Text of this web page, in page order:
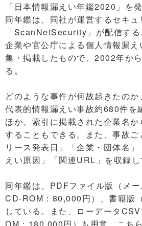
「日本情報漏えい年鑑2020」を
同年鑑は、同社が運営するセキ
「ScanNetSecurity」が配信する
企業や官公庁による個人情報漏
集・掲載したもので、2002年か
る。
どのような事件が何故起きたの
代表的情報漏えい事故約680件を
ほか、索引に掲載された企業名
することもできる。また、事故ご
リース発表日」「企業・団体名
えい原因」「関連URL」を収録し
同年鑑は、PDFファイル版（メー
CD-ROM：80,000円）、書籍版
している。また、ローデータ